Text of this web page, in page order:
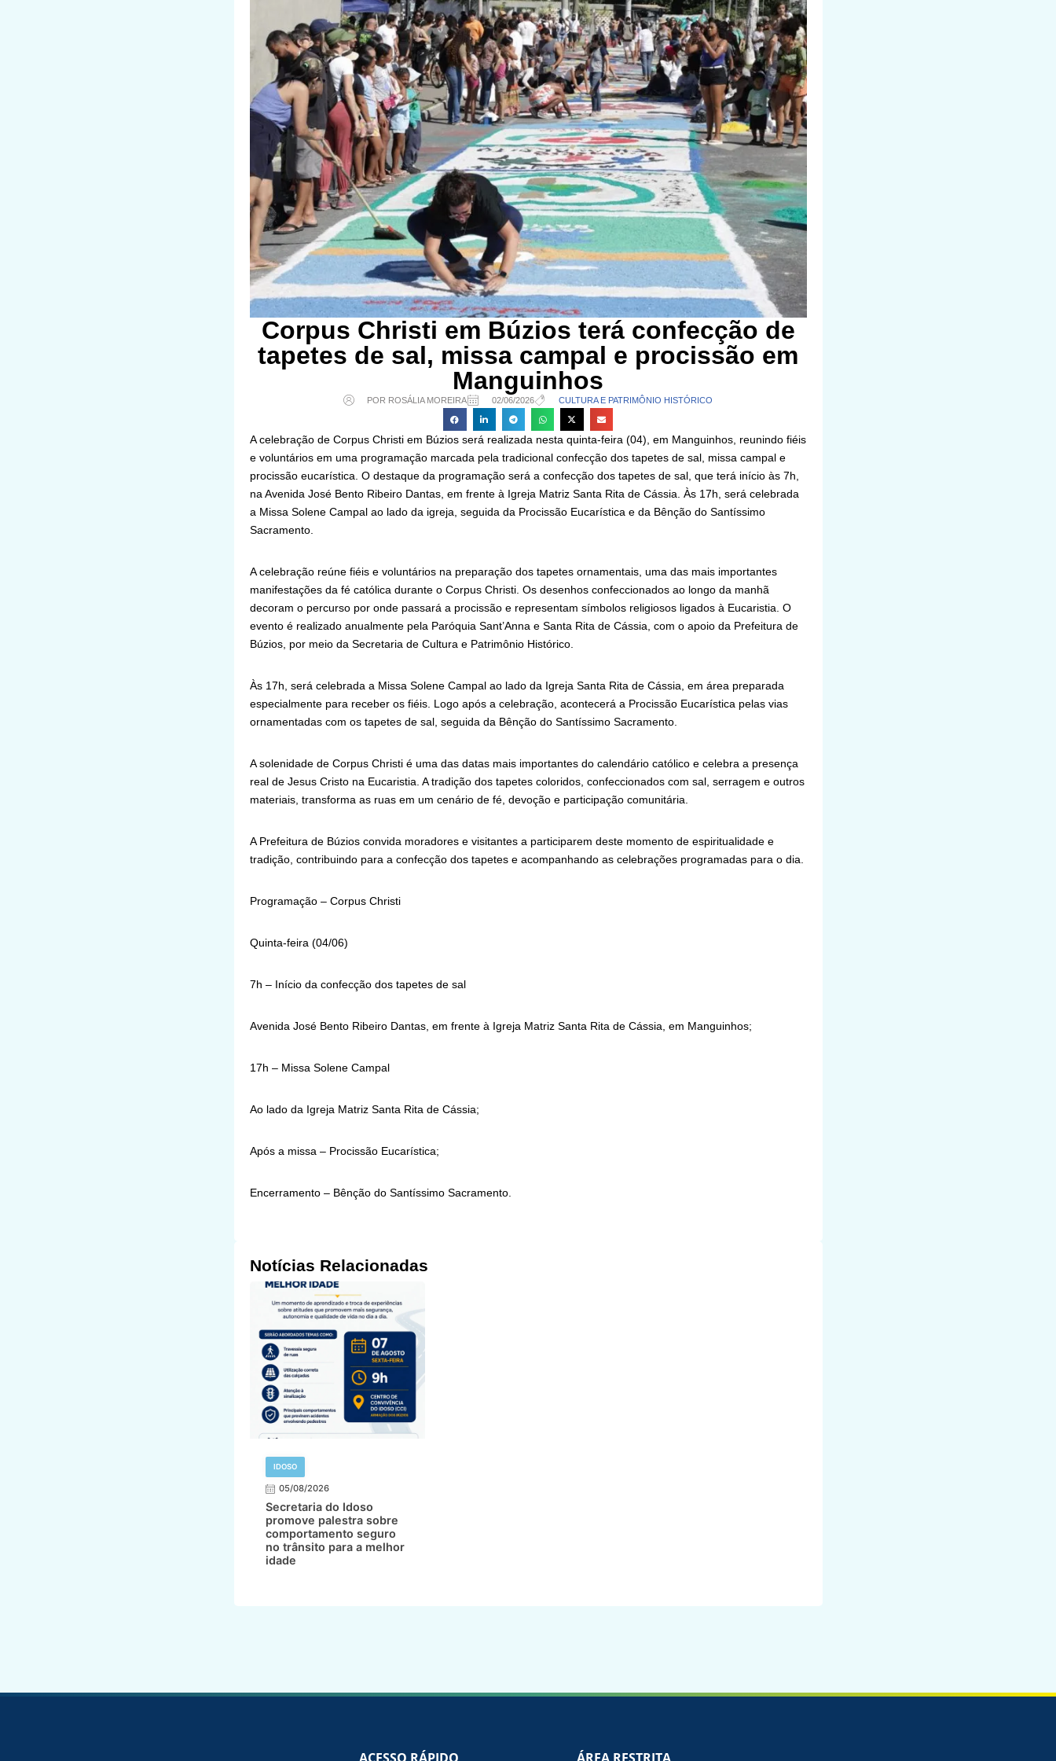
Corpus Christi em Búzios terá confecção de
tapetes de sal, missa campal e procissão em
Manguinhos
POR ROSÁLIA MOREIRA 02/06/2026 CULTURA E PATRIMÔNIO HISTÓRICO
A celebração de Corpus Christi em Búzios será realizada nesta quinta-feira (04), em Manguinhos, reunindo fiéis
e voluntários em uma programação marcada pela tradicional confecção dos tapetes de sal, missa campal e
procissão eucarística. O destaque da programação será a confecção dos tapetes de sal, que terá início às 7h,
na Avenida José Bento Ribeiro Dantas, em frente à Igreja Matriz Santa Rita de Cássia. Às 17h, será celebrada
a Missa Solene Campal ao lado da igreja, seguida da Procissão Eucarística e da Bênção do Santíssimo
Sacramento.
A celebração reúne fiéis e voluntários na preparação dos tapetes ornamentais, uma das mais importantes
manifestações da fé católica durante o Corpus Christi. Os desenhos confeccionados ao longo da manhã
decoram o percurso por onde passará a procissão e representam símbolos religiosos ligados à Eucaristia. O
evento é realizado anualmente pela Paróquia Sant’Anna e Santa Rita de Cássia, com o apoio da Prefeitura de
Búzios, por meio da Secretaria de Cultura e Patrimônio Histórico.
Às 17h, será celebrada a Missa Solene Campal ao lado da Igreja Santa Rita de Cássia, em área preparada
especialmente para receber os fiéis. Logo após a celebração, acontecerá a Procissão Eucarística pelas vias
ornamentadas com os tapetes de sal, seguida da Bênção do Santíssimo Sacramento.
A solenidade de Corpus Christi é uma das datas mais importantes do calendário católico e celebra a presença
real de Jesus Cristo na Eucaristia. A tradição dos tapetes coloridos, confeccionados com sal, serragem e outros
materiais, transforma as ruas em um cenário de fé, devoção e participação comunitária.
A Prefeitura de Búzios convida moradores e visitantes a participarem deste momento de espiritualidade e
tradição, contribuindo para a confecção dos tapetes e acompanhando as celebrações programadas para o dia.
Programação – Corpus Christi
Quinta-feira (04/06)
7h – Início da confecção dos tapetes de sal
Avenida José Bento Ribeiro Dantas, em frente à Igreja Matriz Santa Rita de Cássia, em Manguinhos;
17h – Missa Solene Campal
Ao lado da Igreja Matriz Santa Rita de Cássia;
Após a missa – Procissão Eucarística;
Encerramento – Bênção do Santíssimo Sacramento.
Notícias Relacionadas
IDOSO
05/08/2026
Secretaria do Idoso
promove palestra sobre
comportamento seguro
no trânsito para a melhor
idade